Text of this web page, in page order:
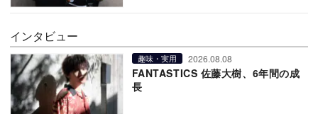
インタビュー
趣味・実用 2026.08.08
FANTASTICS 佐藤大樹、6年間の成
長